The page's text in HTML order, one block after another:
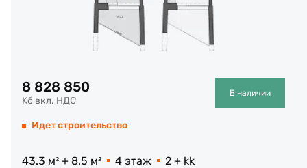
8 828 850
Kč вкл. НДС
В наличии
Идет строительство
43.3 м² + 8.5 м² 4 этаж 2 + kk